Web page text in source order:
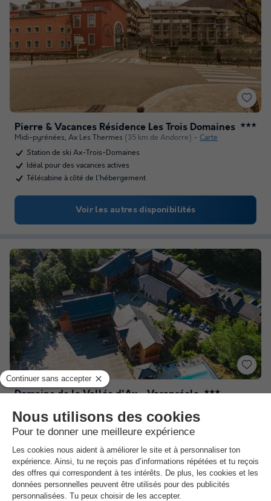
Pierre & Vacances Résidence Les Trois Domaines ★★★
Midi-pyrénées, Ax Les Thermes (35 km de Andorre)
Carte
Station de ski Ax-Trois-Domaines
Idéal pour des vacances actives
Télécabine à côté de l'hébergement
Voir les autres disponibilités
Domaine de la Vallée d'Ax - Vacancéole ★★★
Piscine extérieure chauffée
Thermalisme et Bien-être à Ax-les-Thermes
Une destination Nature et Multi-activités
Voir les autres disponibilités